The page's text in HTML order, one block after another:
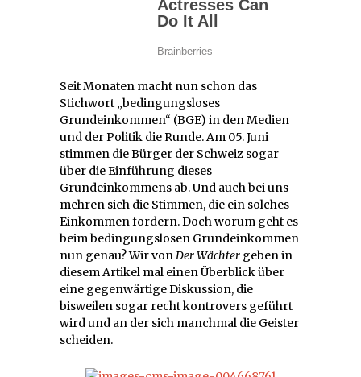
Seit Monaten macht nun schon das
Stichwort „bedingungsloses
Grundeinkommen“ (BGE) in den Medien
und der Politik die Runde. Am 05. Juni
stimmen die Bürger der Schweiz sogar
über die Einführung dieses
Grundeinkommens ab. Und auch bei uns
mehren sich die Stimmen, die ein solches
Einkommen fordern. Doch worum geht es
beim bedingungslosen Grundeinkommen
nun genau? Wir vonDer Wächter geben in
diesem Artikel mal einen Überblick über
eine gegenwärtige Diskussion, die
bisweilen sogar recht kontrovers geführt
wird und an der sich manchmal die Geister
scheiden.